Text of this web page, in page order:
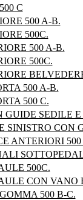
C
500 A-B.
500C.
500 A-B.
500C.
500 A-B.
500 C.
GUIDE SEDILE
SINISTRO CON
ANTERIORI 500
500C.
CON VANO
500 B-C.